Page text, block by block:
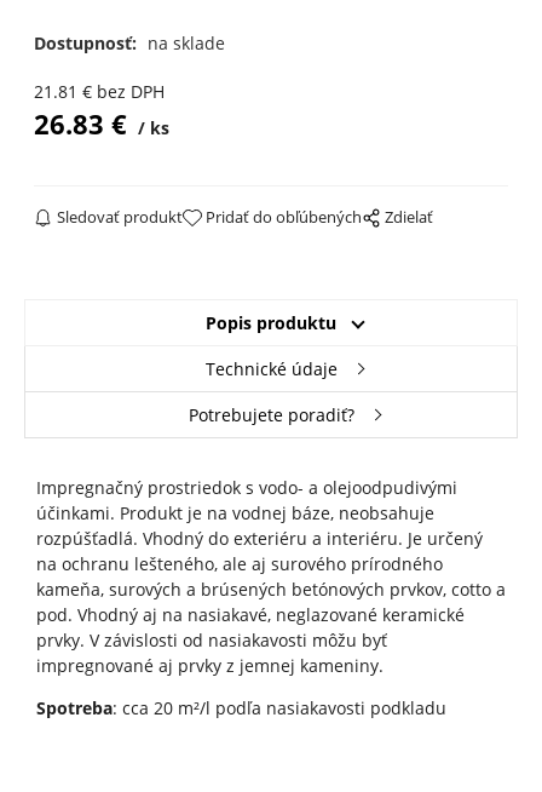
Dostupnosť: na sklade
21.81 € bez DPH
26.83 € ks
Sledovať produkt Pridať do obľúbených Zdielať
Popis produktu
Technické údaje
Potrebujete poradiť?
Impregnačný prostriedok s vodo- a olejoodpudivými
účinkami. Produkt je na vodnej báze, neobsahuje
rozpúšťadlá. Vhodný do exteriéru a interiéru. Je určený
na ochranu lešteného, ale aj surového prírodného
kameňa, surových a brúsených betónových prvkov, cotto a
pod. Vhodný aj na nasiakavé, neglazované keramické
prvky. V závislosti od nasiakavosti môžu byť
impregnované aj prvky z jemnej kameniny.
Spotreba: cca 20 m²/l podľa nasiakavosti podkladu